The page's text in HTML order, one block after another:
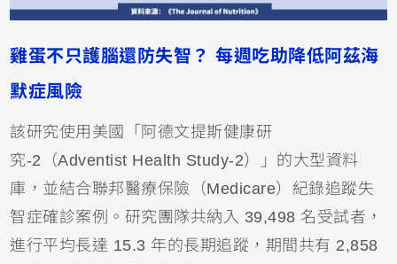
雞蛋不只護腦還防失智？ 每週吃助降低阿茲海
默症風險
該研究使用美國「阿德文提斯健康研
究-2（Adventist Health Study-2）」的大型資料
庫，並結合聯邦醫療保險（Medicare）紀錄追蹤失
智症確診案例。研究團隊共納入 39,498 名受試者，
進行平均長達 15.3 年的長期追蹤，期間共有 2,858